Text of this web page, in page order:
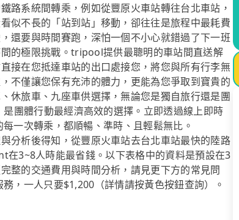
路系統間轉乘，例如從豐原火車站轉往台北車站，
似不長的「站到站」移動，卻往往是旅程中最耗費
還要與時間賽跑，深怕一個不小心就錯過了下一班
的極限挑戰。tripool提供最聰明的車站間直送解
接在您抵達車站的出口處接您，將您與所有行李無
不僅讓您保有充沛的體力，更能為您爭取到寶貴的
休旅車、九座車供選擇，無論您是獨自旅行還是團
團體行動最經濟高效的選擇。立即透過線上即時
一次轉乘，都順暢、準時、且輕鬆無比。
分析後得知，從豐原火車站去台北車站最快的陸路
3~8人時能最省錢。以下表格中的資料是預設在3
整的交通費用與時間分析，請見更下方的常見問
，一人只要$1,200（詳情請按黃色按鈕查詢）。